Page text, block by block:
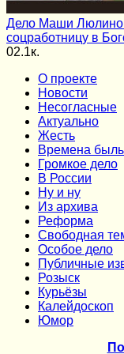
Дело Маши
соцработницу в
02.1к.
О проекте
Новости
Несогласные
Актуально
Жесть
Времена
Громкое дело
В России
Ну и ну
Из архива
Реформа
Cвободная
Особое дело
Публичные
Розыск
Курьёзы
Калейдоскоп
Юмор